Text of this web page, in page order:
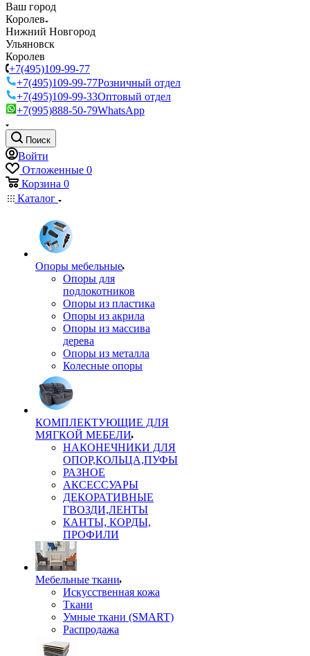
Ваш город
Королев
Нижний Новгород
Ульяновск
Королев
+7(495)109-99-77
+7(495)109-99-77Розничный отдел
+7(495)109-99-33Оптовый отдел
+7(995)888-50-79WhatsApp
Поиск
Войти
Отложенные 0
Корзина 0
Каталог
Опоры мебельные
Опоры для
подлокотников
Опоры из пластика
Опоры из акрила
Опоры из массива
дерева
Опоры из металла
Колесные опоры
КОМПЛЕКТУЮЩИЕ ДЛЯ
МЯГКОЙ МЕБЕЛИ
НАКОНЕЧНИКИ ДЛЯ
ОПОР,КОЛЬЦА,ПУФЫ
РАЗНОЕ
АКСЕССУАРЫ
ДЕКОРАТИВНЫЕ
ГВОЗДИ,ЛЕНТЫ
КАНТЫ, КОРДЫ,
ПРОФИЛИ
Мебельные ткани
Искусственная кожа
Ткани
Умные ткани (SMART)
Распродажа